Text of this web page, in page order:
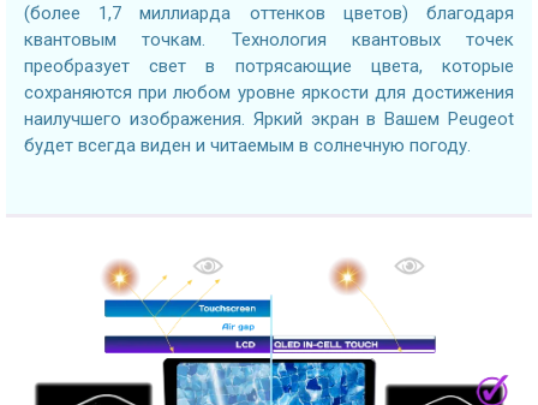
(более 1,7 миллиарда оттенков цветов) благодаря
квантовым точкам. Технология квантовых точек
преобразует свет в потрясающие цвета, которые
сохраняются при любом уровне яркости для достижения
наилучшего изображения. Яркий экран в Вашем Peugeot
будет всегда виден и читаемым в солнечную погоду.